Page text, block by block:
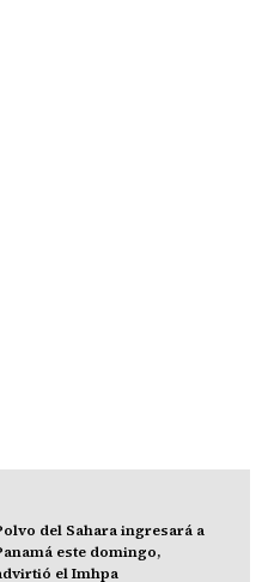
del Sahara ingresará a
este domingo,
el Imhpa